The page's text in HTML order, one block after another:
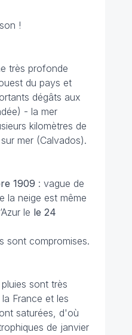
!
très profonde
du pays et
dégâts aux
- la mer
kilomètres de
mer (Calvados).
1909 : vague de
la neige est même
le le 24
sont compromises.
pluies sont très
France et les
saturées, d'où
de janvier